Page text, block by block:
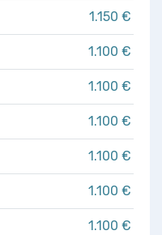
1.150 €
1.100 €
1.100 €
1.100 €
1.100 €
1.100 €
1.100 €